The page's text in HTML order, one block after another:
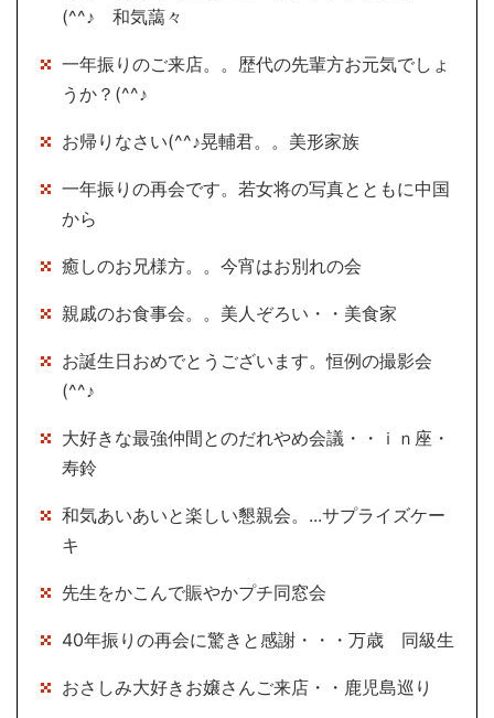
(^^♪ 和気藹々
一年振りのご来店。。歴代の先輩方お元気でしょ
うか？(^^♪
お帰りなさい(^^♪晃輔君。。美形家族
一年振りの再会です。若女将の写真とともに中国
から
癒しのお兄様方。。今宵はお別れの会
親戚のお食事会。。美人ぞろい・・美食家
お誕生日おめでとうございます。恒例の撮影会
(^^♪
大好きな最強仲間とのだれやめ会議・・ｉｎ座・
寿鈴
和気あいあいと楽しい懇親会。...サプライズケー
キ
先生をかこんで賑やかプチ同窓会
40年振りの再会に驚きと感謝・・・万歳 同級生
おさしみ大好きお嬢さんご来店・・鹿児島巡り